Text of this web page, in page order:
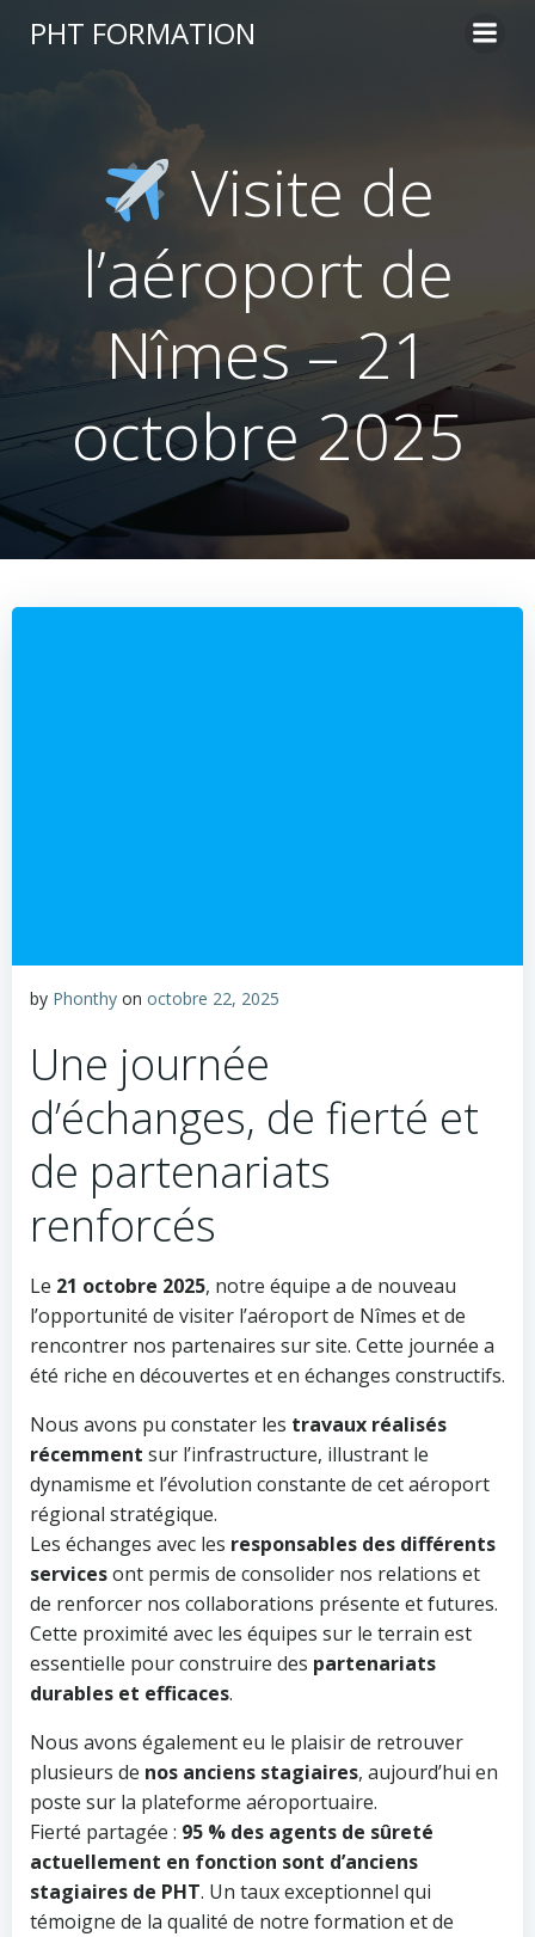
PHT FORMATION
Visite de
l’aéroport de
Nîmes – 21
octobre 2025
by Phonthy on octobre 22, 2025
Une journée
d’échanges, de fierté et
de partenariats
renforcés
Le 21 octobre 2025, notre équipe a de nouveau
l’opportunité de visiter l’aéroport de Nîmes et de
rencontrer nos partenaires sur site. Cette journée a
été riche en découvertes et en échanges constructifs.
Nous avons pu constater les travaux réalisés
récemment sur l’infrastructure, illustrant le
dynamisme et l’évolution constante de cet aéroport
régional stratégique.
Les échanges avec les responsables des différents
servicesont permis de consolider nos relations et
de renforcer nos collaborations présente et futures.
Cette proximité avec les équipes sur le terrain est
essentielle pour construire des partenariats
durables et efficaces.
Nous avons également eu le plaisir de retrouver
plusieurs de nos anciens stagiaires, aujourd’hui en
poste sur la plateforme aéroportuaire.
Fierté partagée : 95 % des agents de sûreté
actuellement en fonction sont d’anciens
stagiaires de PHT. Un taux exceptionnel qui
témoigne de la qualité de notre formation et de